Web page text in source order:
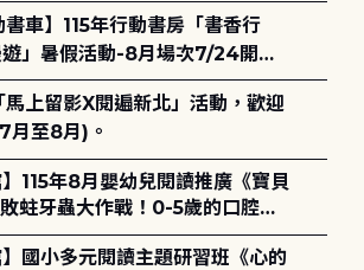
」暑假活動-8月場次7/24開始
月至8月)。
】115年8月嬰幼兒閱讀推廣《寶貝
蛀牙蟲大作戰！0-5歲的口腔照
】國小多元閱讀主題研習班《心的